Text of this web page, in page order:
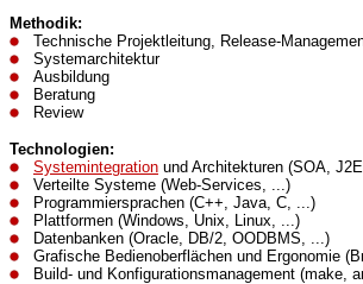
Methodik:
Technische Projektleitung, Release-
Systemarchitektur
Ausbildung
Beratung
Review
Technologien:
Systemintegration und Architekturen (SOA,
Verteilte Systeme (Web-Services, ...)
Programmiersprachen (C++, Java, C, ...)
Plattformen (Windows, Unix, Linux, ...)
Datenbanken (Oracle, DB/2, OODBMS, ...)
Grafische Bedienoberflächen und Ergonomie (
Build- und Konfigurationsmanagement (make,